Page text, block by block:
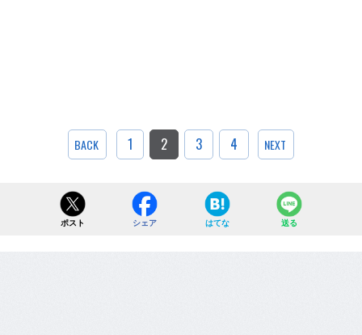
BACK 1 2 3 4 NEXT
ポスト シェア はてな 送る